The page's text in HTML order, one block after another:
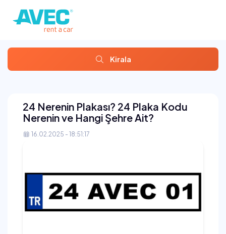
Kirala
24 Nerenin Plakası? 24 Plaka Kodu
Nerenin ve Hangi Şehre Ait?
16.02.2025 - 18:51:17